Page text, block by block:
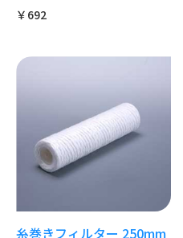
￥692
糸巻きフィルター 250mm